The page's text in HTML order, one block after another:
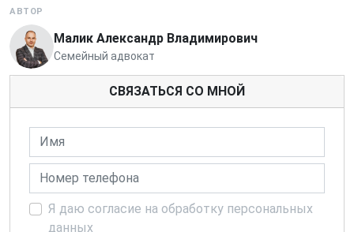
АВТОР
Малик Александр Владимирович
Семейный адвокат
СВЯЗАТЬСЯ СО МНОЙ
Имя
Номер телефона
Я даю согласие на обработку персональных
данных